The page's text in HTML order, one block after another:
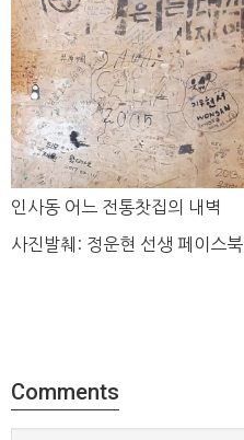
인사동 어느 전통찻집의 내벽
사진발췌: 정운현 선생 페이스북
Comments